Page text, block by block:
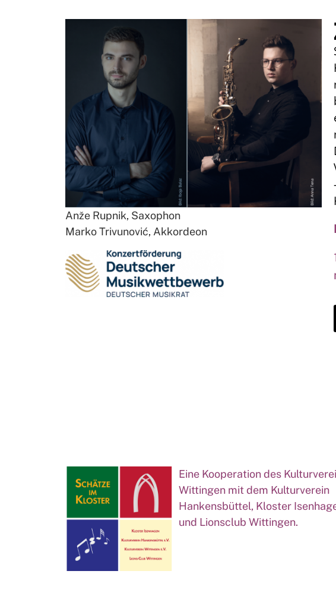
Anže Rupnik, Saxophon
Marko Trivunović, Akkordeon
Eine Kooperation des
Wittingen mit dem Kulturverein
Hankensbüttel, Kloster
und Lionsclub Wittingen.